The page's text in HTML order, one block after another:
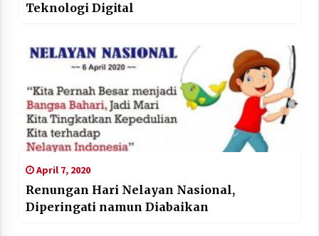
Teknologi Digital
April 7, 2020
Renungan Hari Nelayan Nasional,
Diperingati namun Diabaikan